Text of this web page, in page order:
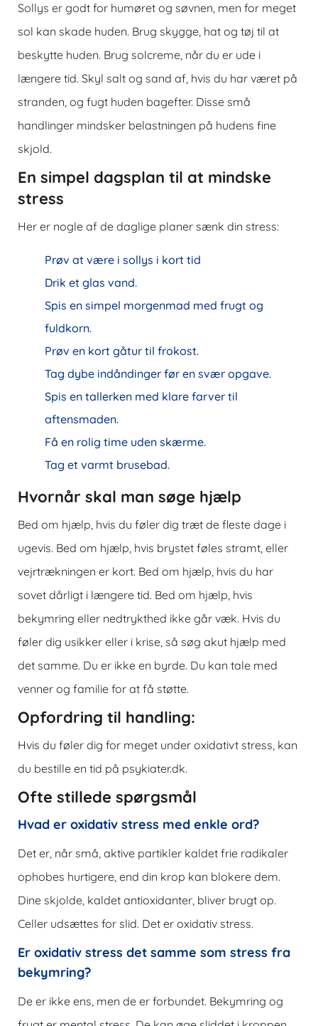
Sollys er godt for humøret og søvnen, men for meget
sol kan skade huden. Brug skygge, hat og tøj til at
beskytte huden. Brug solcreme, når du er ude i
længere tid. Skyl salt og sand af, hvis du har været på
stranden, og fugt huden bagefter. Disse små
handlinger mindsker belastningen på hudens fine
skjold.
En simpel dagsplan til at mindske
stress
Her er nogle af de daglige planer sænk din stress:
Prøv at være i sollys i kort tid
Drik et glas vand.
Spis en simpel morgenmad med frugt og
fuldkorn.
Prøv en kort gåtur til frokost.
Tag dybe indåndinger før en svær opgave.
Spis en tallerken med klare farver til
aftensmaden.
Få en rolig time uden skærme.
Tag et varmt brusebad.
Hvornår skal man søge hjælp
Bed om hjælp, hvis du føler dig træt de fleste dage i
ugevis. Bed om hjælp, hvis brystet føles stramt, eller
vejrtrækningen er kort. Bed om hjælp, hvis du har
sovet dårligt i længere tid. Bed om hjælp, hvis
bekymring eller nedtrykthed ikke går væk. Hvis du
føler dig usikker eller i krise, så søg akut hjælp med
det samme. Du er ikke en byrde. Du kan tale med
venner og familie for at få støtte.
Opfordring til handling:
Hvis du føler dig for meget under oxidativt stress, kan
du bestille en tid på psykiater.dk.
Ofte stillede spørgsmål
Hvad er oxidativ stress med enkle ord?
Det er, når små, aktive partikler kaldet frie radikaler
ophobes hurtigere, end din krop kan blokere dem.
Dine skjolde, kaldet antioxidanter, bliver brugt op.
Celler udsættes for slid. Det er oxidativ stress.
Er oxidativ stress det samme som stress fra
bekymring?
De er ikke ens, men de er forbundet. Bekymring og